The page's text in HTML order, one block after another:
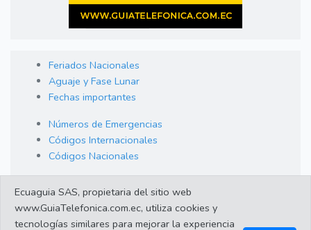
Feriados Nacionales
Aguaje y Fase Lunar
Fechas importantes
Números de Emergencias
Códigos Internacionales
Códigos Nacionales
Cambio de Divisas
Enlaces de interes
Ecuaguia SAS, propietaria del sitio web
www.GuiaTelefonica.com.ec, utiliza cookies y
tecnologías similares para mejorar la experiencia